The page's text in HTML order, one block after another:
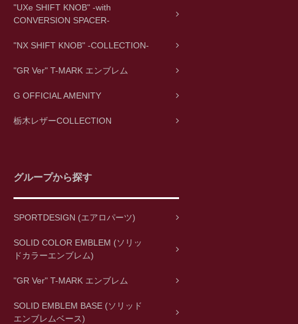
"UXe SHIFT KNOB" -with
CONVERSION SPACER-
"NX SHIFT KNOB" -COLLECTION-
"GR Ver" T-MARK エンブレム
G OFFICIAL AMENITY
栃木レザーCOLLECTION
グループから探す
SPORTDESIGN (エアロパーツ)
SOLID COLOR EMBLEM (ソリッ
ドカラーエンブレム)
"GR Ver" T-MARK エンブレム
SOLID EMBLEM BASE (ソリッド
エンブレムベース)